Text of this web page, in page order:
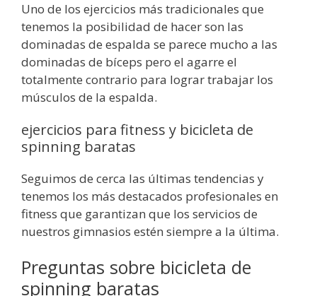
Uno de los ejercicios más tradicionales que
tenemos la posibilidad de hacer son las
dominadas de espalda se parece mucho a las
dominadas de bíceps pero el agarre el
totalmente contrario para lograr trabajar los
músculos de la espalda.
ejercicios para fitness y bicicleta de
spinning baratas
Seguimos de cerca las últimas tendencias y
tenemos los más destacados profesionales en
fitness que garantizan que los servicios de
nuestros gimnasios estén siempre a la última.
Preguntas sobre bicicleta de
spinning baratas